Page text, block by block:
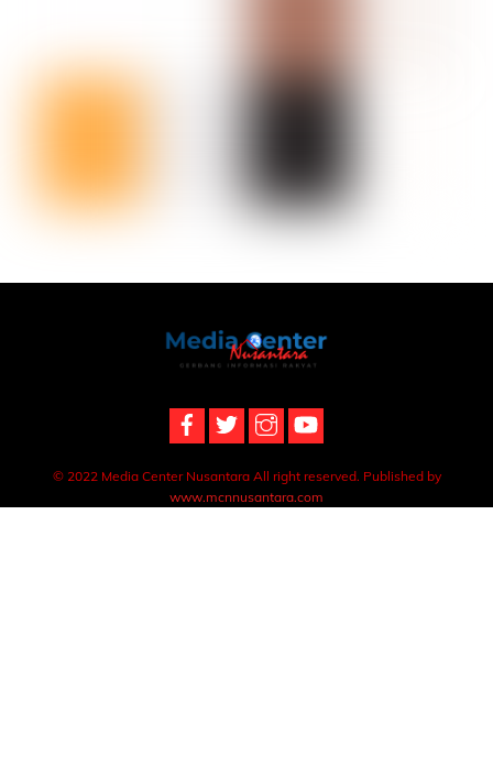
Back
To
© 2022 Media Center Nusantara All right reserved. Published by
www.mcnnusantara.com